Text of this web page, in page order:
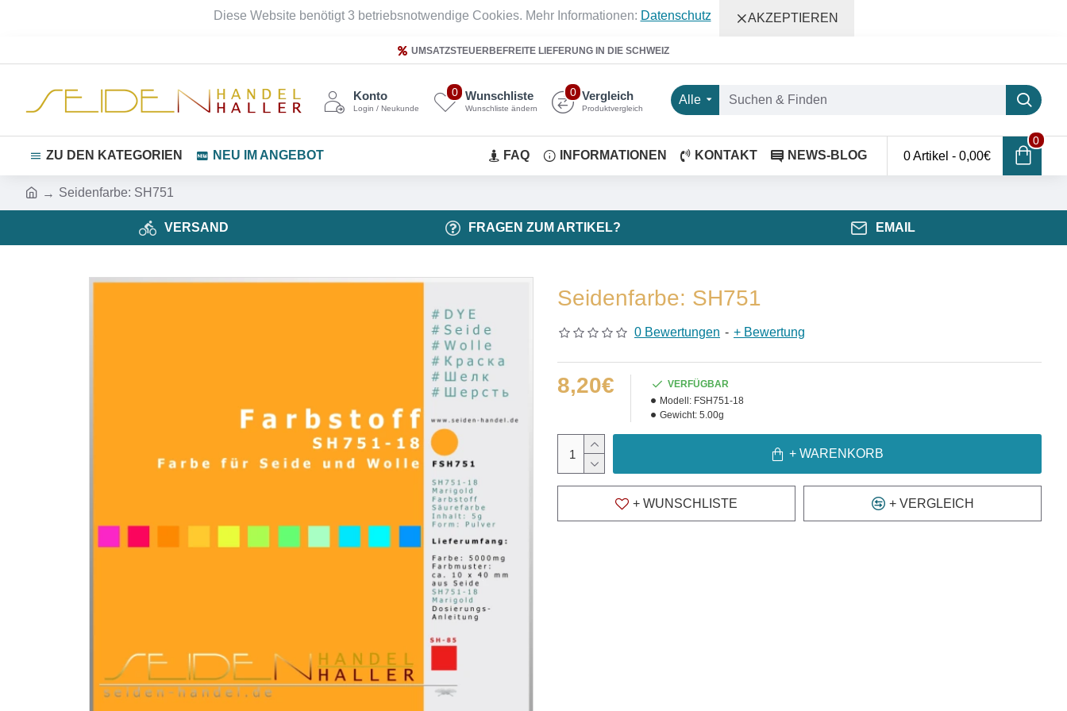
Diese Website benötigt 3 betriebsnotwendige Cookies. Mehr Informationen: Datenschutz AKZEPTIEREN
UMSATZSTEUERBEFREITE LIEFERUNG IN DIE SCHWEIZ
Alle
Konto
Login / Neukunde
Wunschliste
Wunschliste ändern
0 Vergleich
Produktvergleich
0
ZU DEN KATEGORIEN NEU IM ANGEBOT FAQ INFORMATIONEN KONTAKT NEWS-BLOG 0 Artikel - 0,00€
0
Seidenfarbe: SH751
VERSAND FRAGEN ZUM ARTIKEL? EMAIL
Seidenfarbe: SH751
0 Bewertungen - + Bewertung
8,20€
VERFÜGBAR
Modell: FSH751-18
Gewicht: 5.00g
+ WARENKORB
+ WUNSCHLISTE + VERGLEICH